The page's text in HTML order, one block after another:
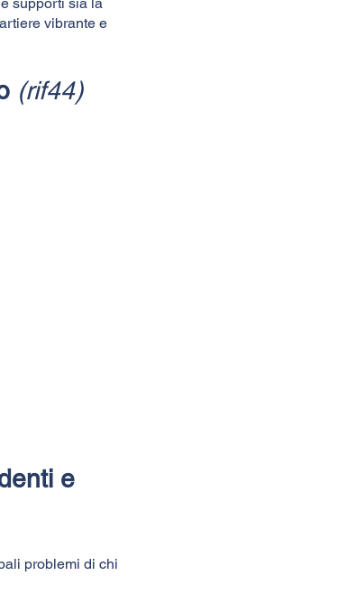
vibrante e
(rif44)
e
problemi di chi